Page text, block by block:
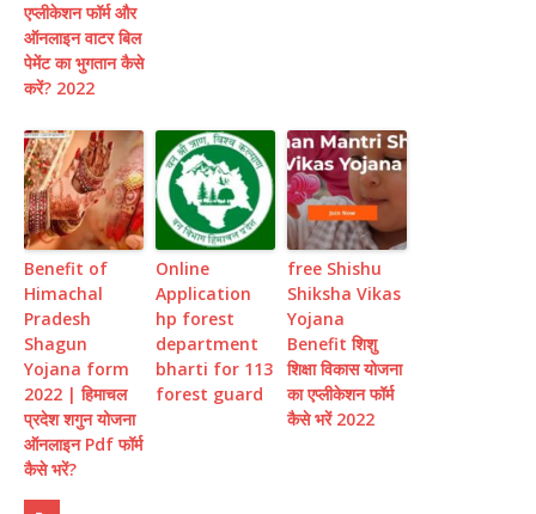
एप्लीकेशन फॉर्म और
ऑनलाइन वाटर बिल
पेमेंट का भुगतान कैसे
करें? 2022
Benefit of
Himachal
Pradesh
Shagun
Yojana form
2022 | हिमाचल
प्रदेश शगुन योजना
ऑनलाइन Pdf फॉर्म
कैसे भरें?
Online
Application
hp forest
department
bharti for 113
forest guard
free Shishu
Shiksha Vikas
Yojana
Benefit शिशु
शिक्षा विकास योजना
का एप्लीकेशन फॉर्म
कैसे भरें 2022